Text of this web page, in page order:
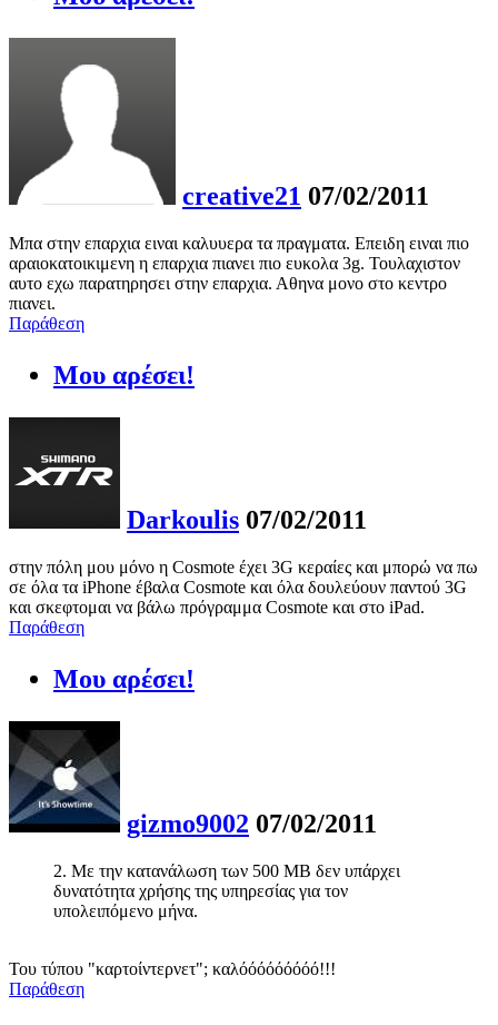
creative21 07/02/2011
Μπα στην επαρχια ειναι καλυυερα τα πραγματα. Επειδη ειναι πιο
αραιοκατοικιμενη η επαρχια πιανει πιο ευκολα 3g. Τουλαχιστον
αυτο εχω παρατηρησει στην επαρχια. Αθηνα μονο στο κεντρο
πιανει.
Παράθεση
Μου αρέσει!
Darkoulis 07/02/2011
στην πόλη μου μόνο η Cosmote έχει 3G κεραίες και μπορώ να πω
σε όλα τα iPhone έβαλα Cosmote και όλα δουλεύουν παντού 3G
και σκεφτομαι να βάλω πρόγραμμα Cosmote και στο iPad.
Παράθεση
Μου αρέσει!
gizmo9002 07/02/2011
2. Με την κατανάλωση των 500 ΜΒ δεν υπάρχει
δυνατότητα χρήσης της υπηρεσίας για τον
υπολειπόμενο μήνα.
Του τύπου "καρτοίντερνετ"; καλόόόόόόόόό!!!
Παράθεση